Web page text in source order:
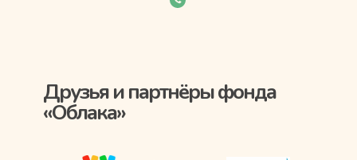
Друзья и партнёры фонда
«Облака»